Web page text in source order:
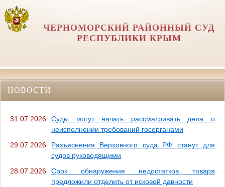
ЧЕРНОМОРСКИЙ РАЙОННЫЙ СУД
РЕСПУБЛИКИ КРЫМ
НОВОСТИ
31.07.2026
Суды могут начать рассматривать дела о
неисполнении требований госорганами
29.07.2026
Разъяснения Верховного суда РФ станут для
судов руководящими
28.07.2026
Срок обнаружения недостатков товара
предложили отделить от исковой давности